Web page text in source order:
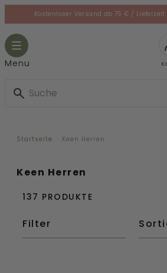
to
content
Kostenloser Versand ab 75 € /
Toggle
navigation
Menu
Startseite Keen Herren
Keen Herren
137 PRODUKTE
Filter